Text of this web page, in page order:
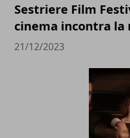
Sestriere Film
cinema incontra la
21/12/2023